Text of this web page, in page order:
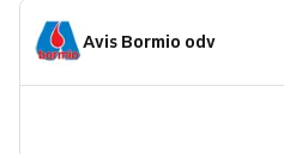
Avis Bormio odv